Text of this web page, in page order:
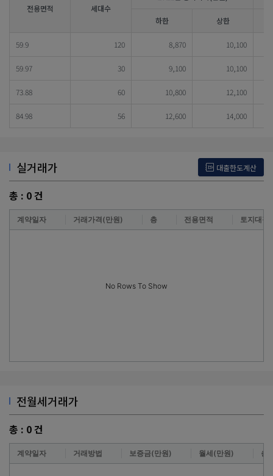
전용면적 세대수
하한 상한
59.9 120 8,870 10,100
59.97 30 9,100 10,100
73.88 60 10,800 12,100
84.98 56 12,600 14,000
실거래가 대출한도계산
총 : 0건
계약일자 거래가격(만원) 층 전용면적 토지대장
No Rows To Show
전월세거래가
총 : 0건
계약일자 거래방법 보증금(만원) 월세(만원) 층